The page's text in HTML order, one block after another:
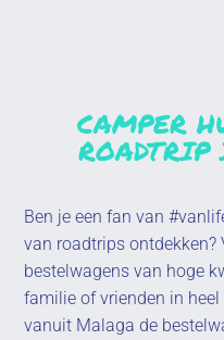
CAMPER
Ben je een fan van
van roadtrips
bestelwagens van hoge
familie of vrienden in heel
vanuit Malaga de